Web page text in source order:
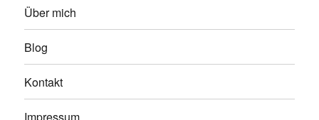
Über mich
Blog
Kontakt
Impressum